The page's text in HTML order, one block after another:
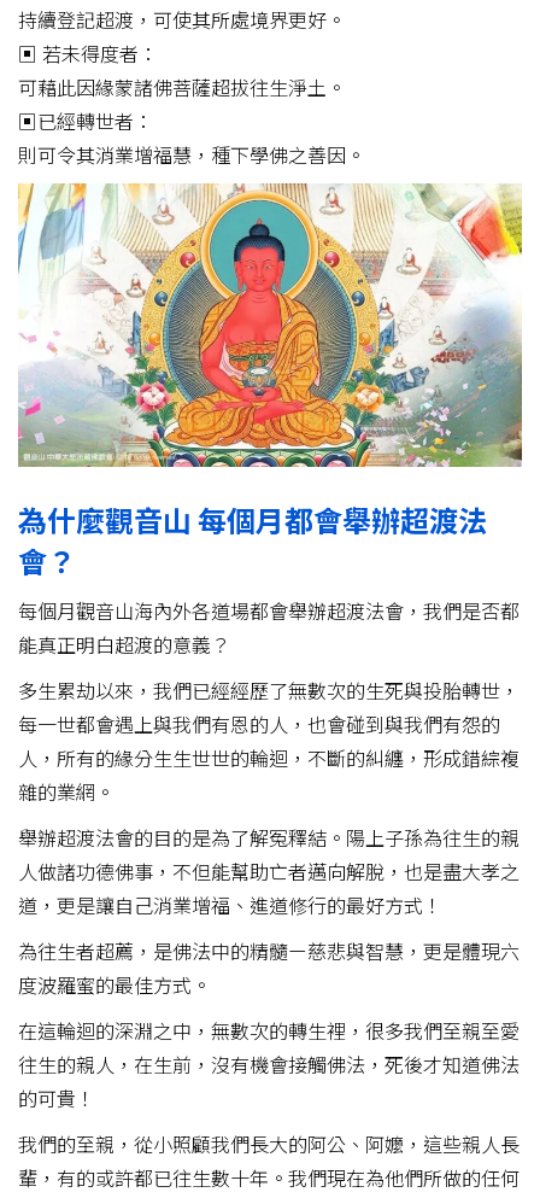
持續登記超渡，可使其所處境界更好。
▣ 若未得度者：
可藉此因緣蒙諸佛菩薩超拔往生淨土。
▣已經轉世者：
則可令其消業增福慧，種下學佛之善因。
為什麼觀音山 每個月都會舉辦超渡法
會？
每個月觀音山海內外各道場都會舉辦超渡法會，我們是否都
能真正明白超渡的意義？
多生累劫以來，我們已經經歷了無數次的生死與投胎轉世，
每一世都會遇上與我們有恩的人，也會碰到與我們有怨的
人，所有的緣分生生世世的輪迴，不斷的糾纏，形成錯綜複
雜的業網。
舉辦超渡法會的目的是為了解冤釋結。陽上子孫為往生的親
人做諸功德佛事，不但能幫助亡者邁向解脫，也是盡大孝之
道，更是讓自己消業增福、進道修行的最好方式！
為往生者超薦，是佛法中的精髓ー慈悲與智慧，更是體現六
度波羅蜜的最佳方式。
在這輪迴的深淵之中，無數次的轉生裡，很多我們至親至愛
往生的親人，在生前，沒有機會接觸佛法，死後才知道佛法
的可貴！
我們的至親，從小照顧我們長大的阿公、阿嬤，這些親人長
輩，有的或許都已往生數十年。我們現在為他們所做的任何